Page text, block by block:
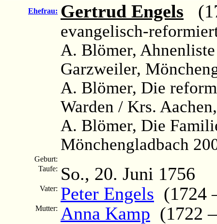
Ehefrau: Gertrud Engels
evangelisch-
A. Blömer,
Garzweiler,
A. Blömer, Die
Warden / Krs.
A. Blömer, Die
Mönchengladbach
Geburt:
Taufe: So., 20. Juni 1756
Vater: Peter Engels (1724
Mutter: Anna Kamp (1722